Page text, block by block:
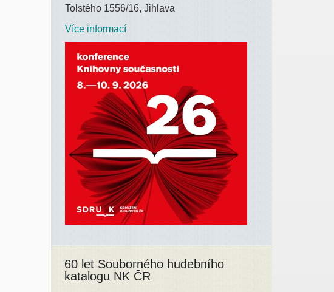
Tolstého 1556/16, Jihlava
Více informací
60 let Souborného hudebního
katalogu NK ČR